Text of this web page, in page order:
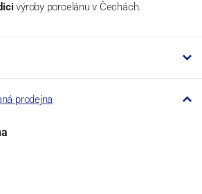
výroby porcelánu v Čechách.
prodejna